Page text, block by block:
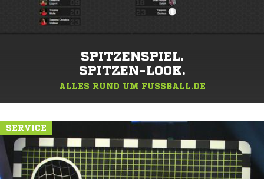
SPITZENSPIEL.
SPITZEN-LOOK.
ALLES RUND UM FUSSBALL.DE
SERVICE